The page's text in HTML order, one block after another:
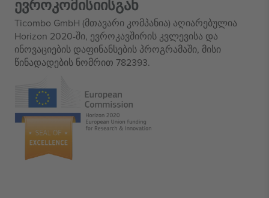
ევროკომისიისგან
Ticombo GmbH (მთავარი კომპანია) აღიარებულია
Horizon 2020-ში, ევროკავშირის კვლევისა და
ინოვაციების დაფინანსების პროგრამაში, მისი
წინადადების ნომრით 782393.